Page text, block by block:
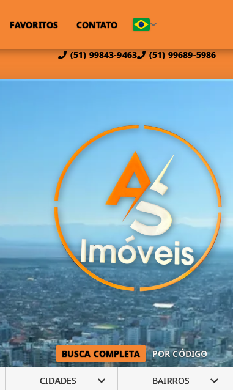
(51) 99843-9463 (51) 99689-5986
FAVORITOS CONTATO
BUSCA COMPLETA POR CÓDIGO
CIDADES BAIRROS